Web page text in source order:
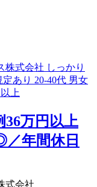
36万円以上
年間休日
式会社